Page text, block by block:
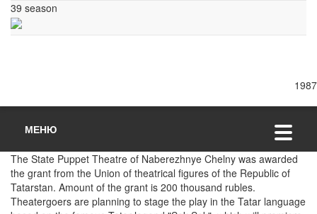
39 season
1987
МЕНЮ
The State Puppet Theatre of Naberezhnye Chelny was awarded
the grant from the Union of theatrical figures of the Republic of
Tatarstan. Amount of the grant is 200 thousand rubles.
Theatergoers are planning to stage the play in the Tatar language